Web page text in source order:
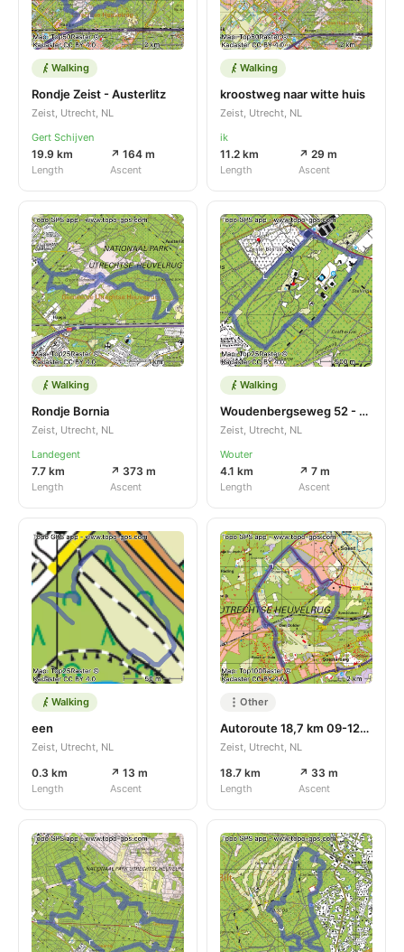
Walking
Rondje Zeist - Austerlitz
Zeist, Utrecht, NL
Gert Schijven
19.9 km
Length
↗ 164 m
Ascent
Walking
kroostweg naar witte huis
Zeist, Utrecht, NL
ik
11.2 km
Length
↗ 29 m
Ascent
Walking
Rondje Bornia
Zeist, Utrecht, NL
Landegent
7.7 km
Length
↗ 373 m
Ascent
Walking
Woudenbergseweg 52 - Woudenbergseweg 9003
Zeist, Utrecht, NL
Wouter
4.1 km
Length
↗ 7 m
Ascent
Walking
een
Zeist, Utrecht, NL
0.3 km
Length
↗ 13 m
Ascent
Other
Autoroute 18,7 km 09-12-2024
Zeist, Utrecht, NL
18.7 km
Length
↗ 33 m
Ascent